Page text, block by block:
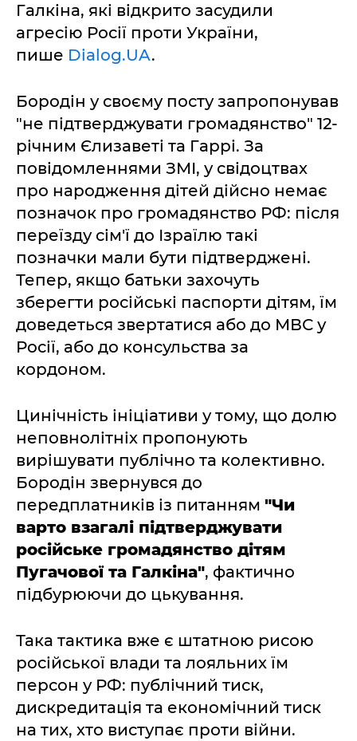
Галкіна, які відкрито засудили
агресію Росії проти України,
пише Dialog.UA.
Бородін у своєму посту запропонував
"не підтверджувати громадянство" 12-
річним Єлизаветі та Гаррі. За
повідомленнями ЗМІ, у свідоцтвах
про народження дітей дійсно немає
позначок про громадянство РФ: після
переїзду сім'ї до Ізраїлю такі
позначки мали бути підтверджені.
Тепер, якщо батьки захочуть
зберегти російські паспорти дітям, їм
доведеться звертатися або до МВС у
Росії, або до консульства за
кордоном.
Цинічність ініціативи у тому, що долю
неповнолітніх пропонують
вирішувати публічно та колективно.
Бородін звернувся до
передплатників із питанням "Чи
варто взагалі підтверджувати
російське громадянство дітям
Пугачової та Галкіна", фактично
підбурюючи до цькування.
Така тактика вже є штатною рисою
російської влади та лояльних їм
персон у РФ: публічний тиск,
дискредитація та економічний тиск
на тих, хто виступає проти війни.